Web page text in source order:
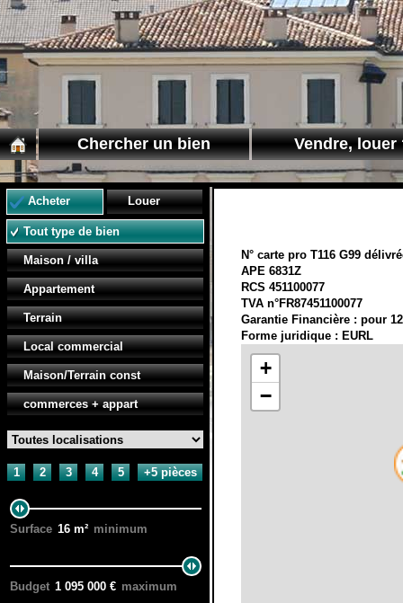
Chercher un bien Vendre, louer
Acheter Louer
Tout type de bien
Maison / villa
Appartement
Terrain
Local commercial
Maison/Terrain const
commerces + appart
1 2 3 4 5 +5 pièces
Surface 16 m² minimum
Budget 1 095 000 € maximum
N° carte pro T116 G99
APE 6831Z
RCS 451100077
TVA n°FR87451100077
Garantie Financière : pour
Forme juridique : EURL
+
−